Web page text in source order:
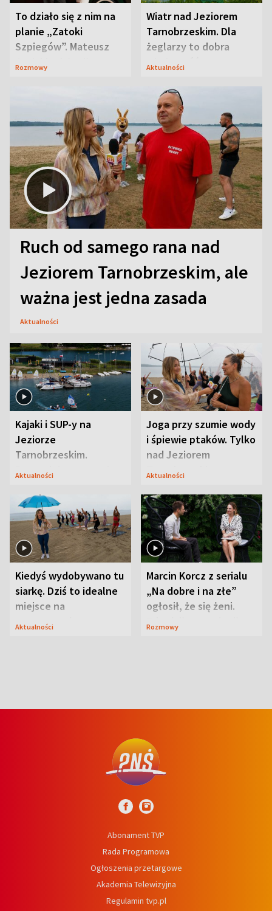
To działo się z nim na
planie „Zatoki
Szpiegów”. Mateusz
Janicki odsłonił
Rozmowy
Wiatr nad Jeziorem
Tarnobrzeskim. Dla
żeglarzy to dobra
wiadomość
Aktualności
Ruch od samego rana nad
Jeziorem Tarnobrzeskim, ale
ważna jest jedna zasada
Aktualności
Kajaki i SUP-y na
Jeziorze
Tarnobrzeskim.
Przyrodnicy zwracają
Aktualności
Joga przy szumie wody
i śpiewie ptaków. Tylko
nad Jeziorem
Tarnobrzeskim
Aktualności
Kiedyś wydobywano tu
siarkę. Dziś to idealne
miejsce na
wypoczynek
Aktualności
Marcin Korcz z serialu
„Na dobre i na złe”
ogłosił, że się żeni.
Zdradził, co zmienił
Rozmowy
Abonament TVP
Rada Programowa
Ogłoszenia przetargowe
Akademia Telewizyjna
Regulamin tvp.pl